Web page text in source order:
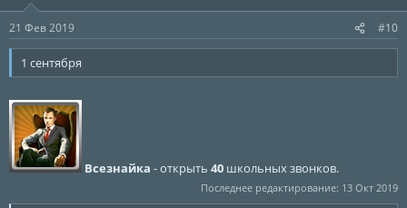
:
21 Фев 2019 #10
1 сентября
Всезнайка - открыть 40 школьных звонков.
Последнее редактирование: 13 Окт 2019